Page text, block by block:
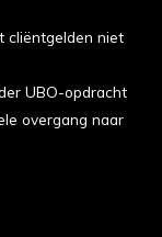
cliëntgelden niet
UBO-opdracht
overgang naar